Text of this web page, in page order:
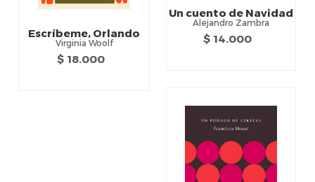
Un cuento de Navidad
Alejandro Zambra
$ 14.000
Escríbeme, Orlando
Virginia Woolf
$ 18.000